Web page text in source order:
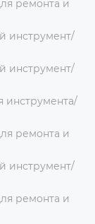
ремонта и
инструмент/
инструмент/
инструмента/
ремонта и
инструмент/
ремонта и